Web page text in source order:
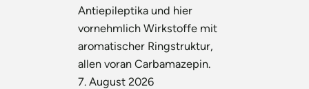
Antiepileptika und hier
vornehmlich Wirkstoffe mit
aromatischer Ringstruktur,
allen voran Carbamazepin.
7. August 2026